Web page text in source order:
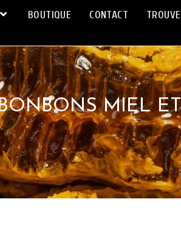
BOUTIQUE CONTACT
MIEL